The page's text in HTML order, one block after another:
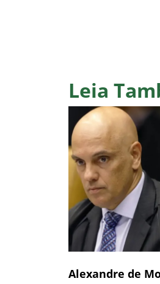
Leia
Alexandre de